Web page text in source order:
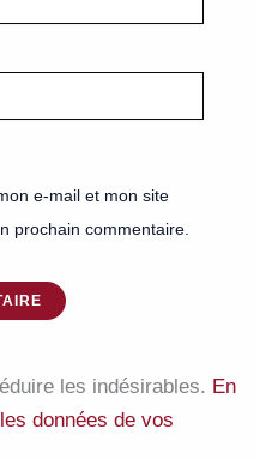
e-mail et mon site
prochain commentaire.
les indésirables. En
données de vos